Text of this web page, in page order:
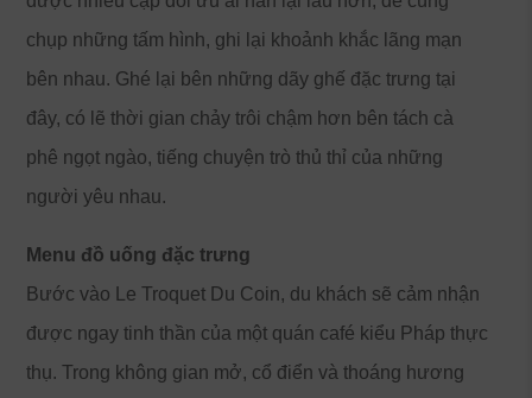
chụp những tấm hình, ghi lại khoảnh khắc lãng mạn
bên nhau. Ghé lại bên những dãy ghế đặc trưng tại
đây, có lẽ thời gian chảy trôi chậm hơn bên tách cà
phê ngọt ngào, tiếng chuyện trò thủ thỉ của những
người yêu nhau.
Menu đồ uống đặc trưng
Bước vào Le Troquet Du Coin, du khách sẽ cảm nhận
được ngay tinh thần của một quán café kiểu Pháp thực
thụ. Trong không gian mở, cổ điển và thoáng hương